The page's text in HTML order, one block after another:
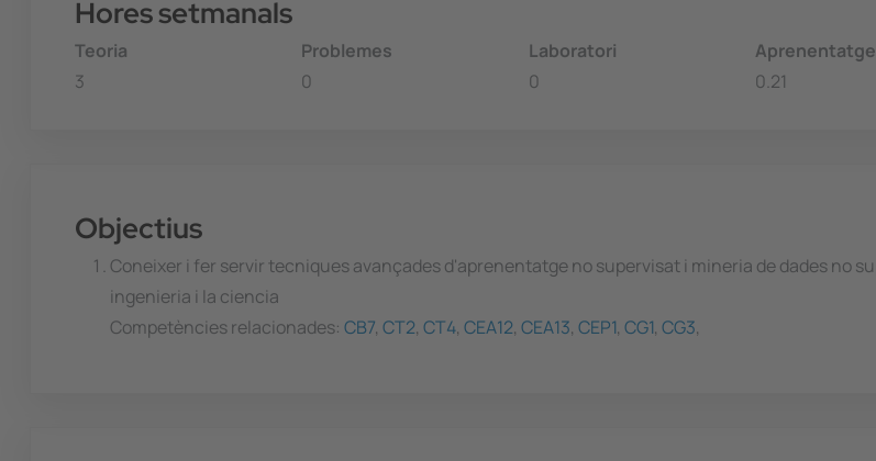
Hores setmanals
Teoria
3
Problemes
0
Laboratori
0
0.21
Objectius
Coneixer i fer servir tecniques avançades d'aprenentatge no supervisat i mineria de dades no
ingenieria i la ciencia
Competències relacionades: CB7, CT2, CT4, CEA12, CEA13, CEP1, CG1, CG3,